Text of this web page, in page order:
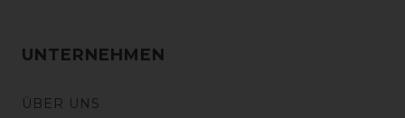
UNTERNEHMEN
ÜBER UNS